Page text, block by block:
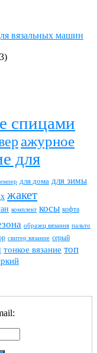
вязальных машин
спицами
ажурное
для
для дома для зимы
жакет
комплект косы кофта
образец вязания пальто
свитер вязание серый
тонкое вязание топ